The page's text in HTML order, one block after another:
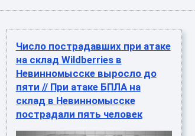
Число пострадавших при атаке
на склад Wildberries в
Невинномысске выросло до
пяти // При атаке БПЛА на
склад в Невинномысске
пострадали пять человек